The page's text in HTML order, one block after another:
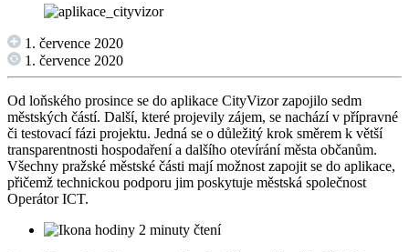
1. července 2020
1. července 2020
Od loňského prosince se do aplikace CityVizor zapojilo sedm
městských částí. Další, které projevily zájem, se nachází v přípravné
či testovací fázi projektu. Jedná se o důležitý krok směrem k větší
transparentnosti hospodaření a dalšího otevírání města občanům.
Všechny pražské městské části mají možnost zapojit se do aplikace,
přičemž technickou podporu jim poskytuje městská společnost
Operátor ICT.
2 minuty čtení